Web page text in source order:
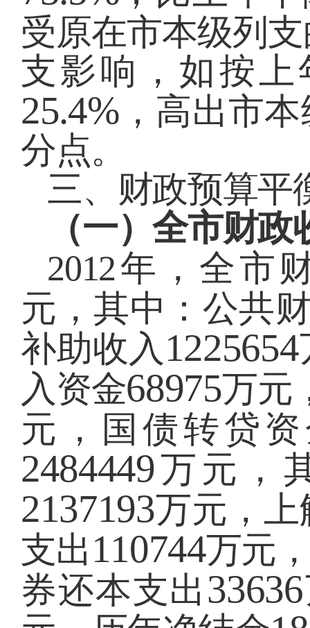
受原在市本级列
支影响，如按
25.4%，高出市
分点。
三、财政预算平
（一）全市财
2012年，全市
元，其中：公共
补助收入 1225654
入资金68975万元
元，国债转贷
2484449万元，
2137193万元，
支出 110744万元
券还本支出 33636